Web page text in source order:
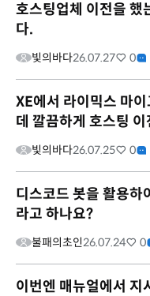
호스팅업체 이전을 했
다.
빛의바다26.07.27 0
XE에서 라이믹스 마
데 깔끔하게 호스팅
빛의바다26.07.25 0
디스코드 봇을 활용하
라고 하나요?
불패의초인26.07.24 0
이번엔 매뉴얼에서